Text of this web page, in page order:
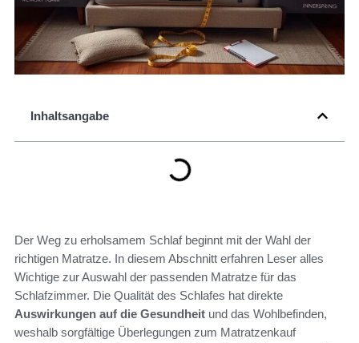
Inhaltsangabe
Der Weg zu erholsamem Schlaf beginnt mit der Wahl der
richtigen Matratze. In diesem Abschnitt erfahren Leser alles
Wichtige zur Auswahl der passenden Matratze für das
Schlafzimmer. Die Qualität des Schlafes hat direkte
Auswirkungen auf die Gesundheit und das Wohlbefinden,
weshalb sorgfältige Überlegungen zum Matratzenkauf